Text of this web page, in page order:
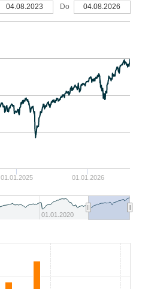
01.01.2025 01.01.2026
01.01.2020
04.08.2023 Do 04.08.2026